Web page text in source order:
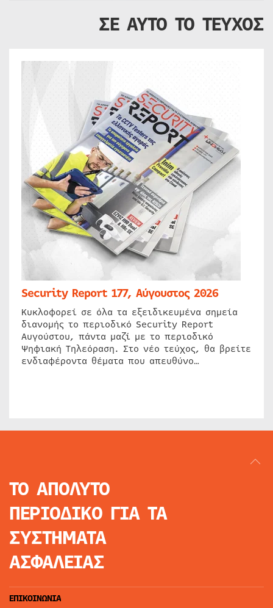
ΣΕ ΑΥΤΟ ΤΟ ΤΕΥΧΟΣ
Security Report 177, Αύγουστος 2026
Κυκλοφορεί σε όλα τα εξειδικευμένα σημεία
διανομής το περιοδικό Security Report
Αυγούστου, πάντα μαζί με το περιοδικό
Ψηφιακή Τηλεόραση. Στο νέο τεύχος, θα βρείτε
ενδιαφέροντα θέματα που απευθύνο…
ΤΟ ΑΠΟΛΥΤΟ
ΠΕΡΙΟΔΙΚΟ ΓΙΑ ΤΑ
ΣΥΣΤΗΜΑΤΑ
ΑΣΦΑΛΕΙΑΣ
ΕΠΙΚΟΙΝΩΝΙΑ